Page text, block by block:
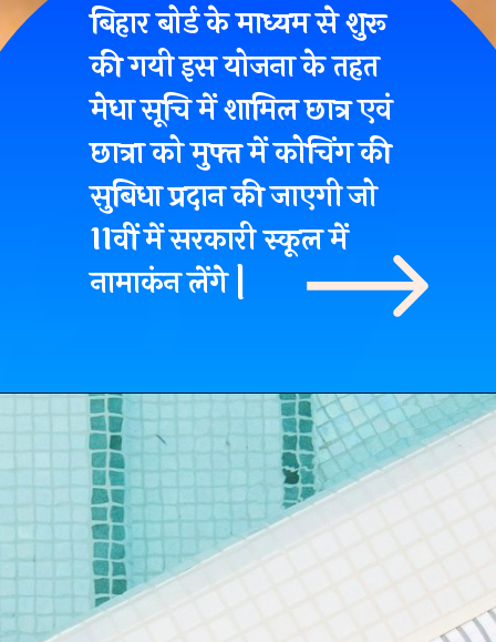
बिहार बोर्ड के माध्यम से शुरू
की गयी इस योजना के तहत
मेधा सूचि में शामिल छात्र एवं
छात्रा को मुफ्त में कोचिंग की
सुबिधा प्रदान की जाएगी जो
11वीं में सरकारी स्कूल में
नामाकंन लेंगे |